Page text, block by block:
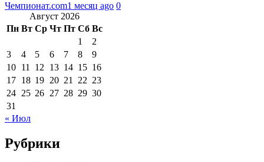
Чемпионат.com1 месяц ago 0
Август 2026
Пн Вт Ср Чт Пт Сб Вс
1
2
3
4 5 6 7 8
9
10 11 12 13 14 15 16
17 18 19 20 21 22 23
24 25 26 27 28 29 30
31
« Июл
Рубрики